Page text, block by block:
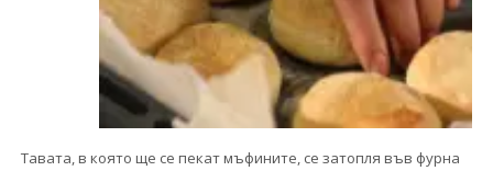
Тавата, в която ще се пекат мъфините, се затопля във фурна